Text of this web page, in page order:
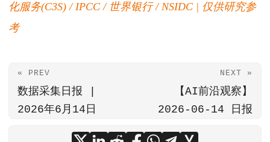
化服务(C3S) / IPCC / 世界银行 / NSIDC | 仅供研究参
考
« PREV
数据采集日报 |
2026年6月14日
NEXT »
【AI前沿观察】
2026-06-14 日报